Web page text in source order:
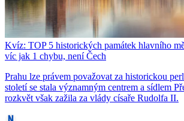
Kvíz: TOP 5 historických památek hlavního
víc jak 1 chybu, není Čech
Prahu lze právem považovat za historickou
století se stala významným centrem a sídlem
rozkvět však zažila za vlády císaře Rudolfa II.